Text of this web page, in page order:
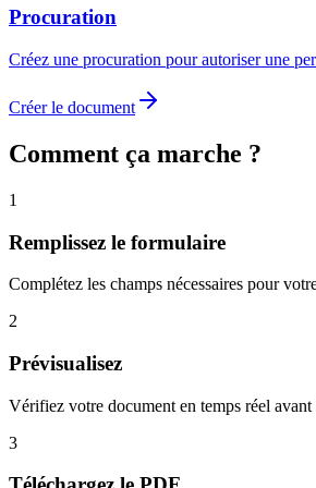
Procuration
Créez une procuration pour autoriser une
Créer le document
Comment ça marche ?
1
Remplissez le formulaire
Complétez les champs nécessaires pour
2
Prévisualisez
Vérifiez votre document en temps réel avant
3